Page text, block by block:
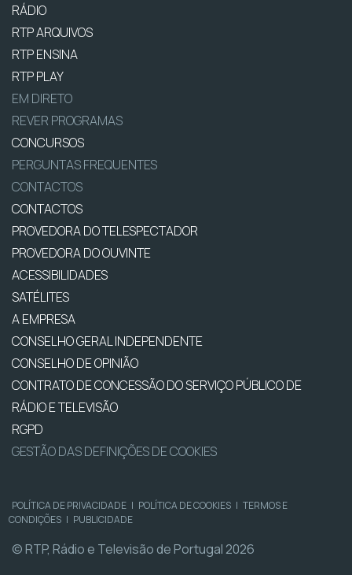
RÁDIO
RTP ARQUIVOS
RTP ENSINA
RTP PLAY
EM DIRETO
REVER PROGRAMAS
CONCURSOS
PERGUNTAS FREQUENTES
CONTACTOS
CONTACTOS
PROVEDORA DO TELESPECTADOR
PROVEDORA DO OUVINTE
ACESSIBILIDADES
SATÉLITES
A EMPRESA
CONSELHO GERAL INDEPENDENTE
CONSELHO DE OPINIÃO
CONTRATO DE CONCESSÃO DO SERVIÇO PÚBLICO DE
RÁDIO E TELEVISÃO
RGPD
GESTÃO DAS DEFINIÇÕES DE COOKIES
POLÍTICA DE PRIVACIDADE | POLÍTICA DE COOKIES | TERMOS E
CONDIÇÕES | PUBLICIDADE
© RTP, Rádio e Televisão de Portugal 2026